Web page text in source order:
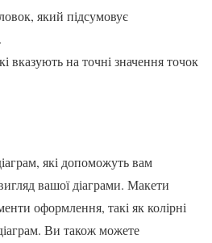
який підсумовує
вказують на точні значення точок
які допоможуть вам
вашої діаграми. Макети
оформлення, такі як колірні
Ви також можете